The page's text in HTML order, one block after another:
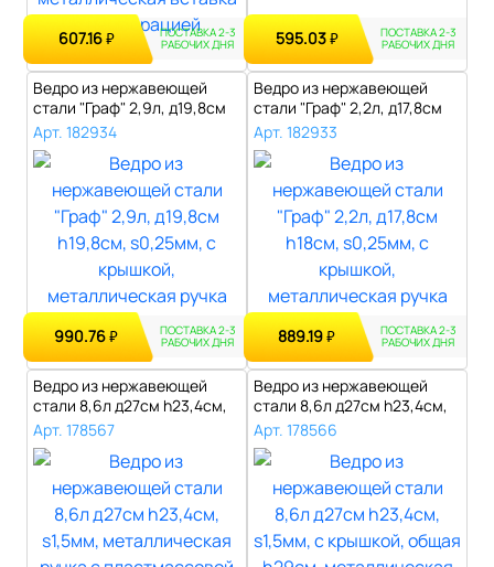
607.16₽ ПОСТАВКА 2-3
РАБОЧИХ ДНЯ 595.03₽ ПОСТАВКА 2-3
РАБОЧИХ ДНЯ
Ведро из нержавеющей
стали "Граф" 2,9л, д19,8см
h19,8см..
Арт. 182934
990.76₽ ПОСТАВКА 2-3
РАБОЧИХ ДНЯ
Ведро из нержавеющей
стали "Граф" 2,2л, д17,8см
h18см, ..
Арт. 182933
889.19₽ ПОСТАВКА 2-3
РАБОЧИХ ДНЯ
Ведро из нержавеющей
стали 8,6л д27см h23,4см,
s1,5мм, ..
Арт. 178567
Ведро из нержавеющей
стали 8,6л д27см h23,4см,
s1,5мм, ..
Арт. 178566